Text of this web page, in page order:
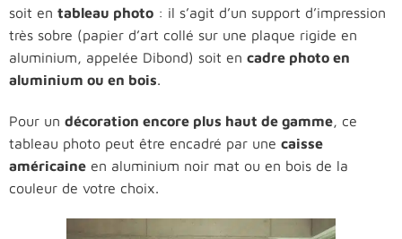
soit en tableau photo: il s’agit d’un support d’impression
très sobre (papier d’art collé sur une plaque rigide en
aluminium, appelée Dibond) soit en cadre photo en
aluminium ou en bois.
Pour un décoration encore plus haut de gamme, ce
tableau photo peut être encadré par une caisse
américaineen aluminium noir mat ou en bois de la
couleur de votre choix.